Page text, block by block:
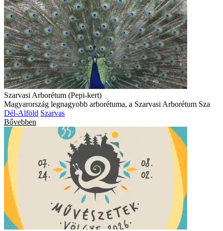
Szarvasi Arborétum (Pepi-kert)
Magyarország legnagyobb arborétuma, a Szarvasi Arborétum Sza
Dél-Alföld Szarvas
Bővebben